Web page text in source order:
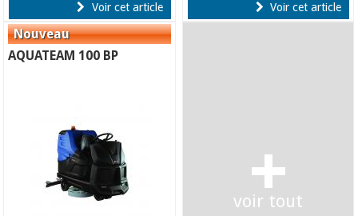
Voir cet article Voir cet article
AQUATEAM 100 BP
+
voir tout